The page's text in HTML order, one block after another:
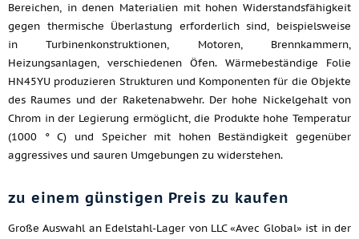
Bereichen, in denen Materialien mit hohen Widerstandsfähigkeit
gegen thermische Überlastung erforderlich sind, beispielsweise
in Turbinenkonstruktionen, Motoren, Brennkammern,
Heizungsanlagen, verschiedenen Öfen. Wärmebeständige Folie
HN45YU produzieren Strukturen und Komponenten für die Objekte
des Raumes und der Raketenabwehr. Der hohe Nickelgehalt von
Chrom in der Legierung ermöglicht, die Produkte hohe Temperatur
(1000 ° C) und Speicher mit hohen Beständigkeit gegenüber
aggressives und sauren Umgebungen zu widerstehen.
zu einem günstigen Preis zu kaufen
Große Auswahl an Edelstahl-Lager von LLC «Avec Global» ist in der